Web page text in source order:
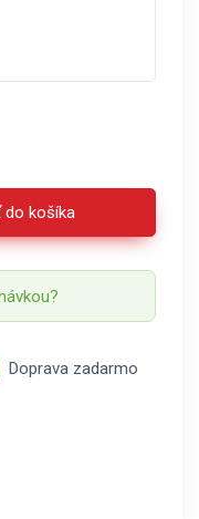
do košíka
Doprava zadarmo